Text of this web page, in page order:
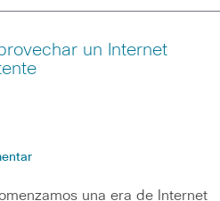
un Internet
una era de Internet